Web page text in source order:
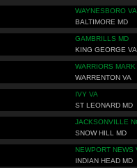
WAYNESBORO VA
BALTIMORE MD
GAMBRILLS MD
KING GEORGE VA
WARRIORS MARK
WARRENTON VA
IVY VA
ST LEONARD MD
JACKSONVILLE
SNOW HILL MD
NEWPORT NEWS
INDIAN HEAD MD